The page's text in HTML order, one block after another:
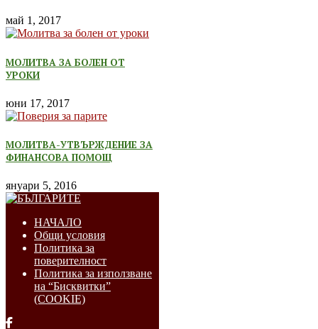
май 1, 2017
МОЛИТВА ЗА БОЛЕН ОТ
УРОКИ
юни 17, 2017
МОЛИТВА-УТВЪРЖДЕНИЕ ЗА
ФИНАНСОВА ПОМОЩ
януари 5, 2016
НАЧАЛО
Общи условия
Политика за
поверителност
Политика за използване
на “Бисквитки”
(COOKIE)